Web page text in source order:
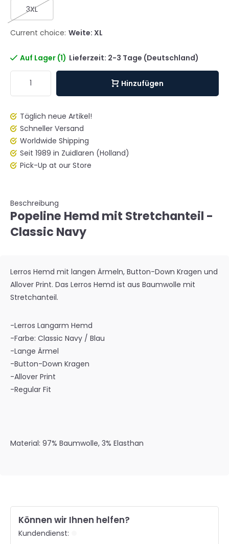
3XL
Current choice: Weite: XL
Auf Lager (1) Lieferzeit: 2-3 Tage (Deutschland)
Hinzufügen
Täglich neue Artikel!
Schneller Versand
Worldwide Shipping
Seit 1989 in Zuidlaren (Holland)
Pick-Up at our Store
Beschreibung
Popeline Hemd mit Stretchanteil -
Classic Navy
Lerros Hemd mit langen Ärmeln, Button-Down Kragen und
Allover Print. Das Lerros Hemd ist aus Baumwolle mit
Stretchanteil.
-Lerros Langarm Hemd
-Farbe: Classic Navy / Blau
-Lange Ärmel
-Button-Down Kragen
-Allover Print
-Regular Fit
Material: 97% Baumwolle, 3% Elasthan
Können wir Ihnen helfen?
Kundendienst: